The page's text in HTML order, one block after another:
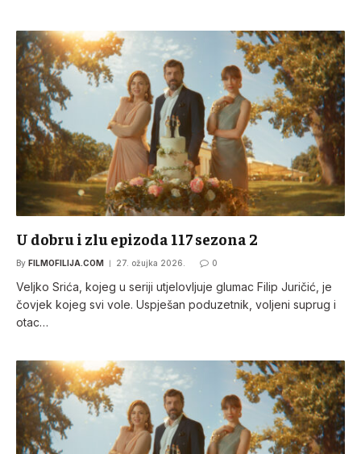
U dobru i zlu epizoda 117 sezona 2
By FILMOFILIJA.COM 27. ožujka 2026. 0
Veljko Srića, kojeg u seriji utjelovljuje glumac Filip Juričić, je
čovjek kojeg svi vole. Uspješan poduzetnik, voljeni suprug i
otac…